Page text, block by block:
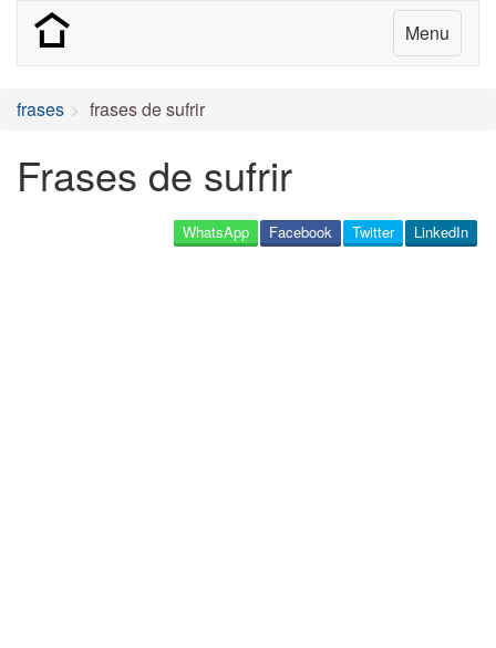
Menu
frases frases de sufrir
Frases de sufrir
LinkedIn
Twitter
Facebook
WhatsApp